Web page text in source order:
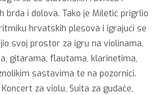
brda i dolova. Tako je Miletić prigrlio
hrvatskih plesova i igrajući se
svoj prostor za igru na violinama,
gitarama, flautama, klarinetima,
sastavima te na pozornici.
za violu, Suita za gudače,